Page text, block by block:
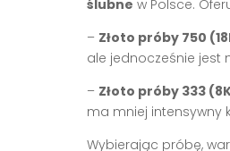
ślubne w Polsce.
– Złoto próby 750
ale jednocześnie jest
– Złoto próby 333
ma mniej intensywny
Wybierając próbę,